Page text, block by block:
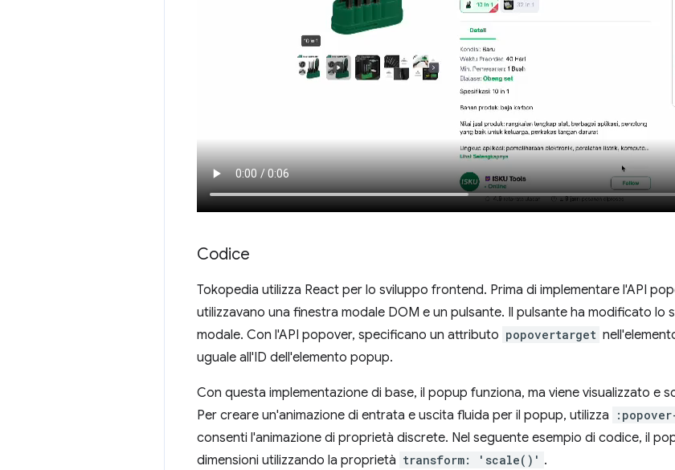
Codice
Tokopedia utilizza React per lo sviluppo frontend. Prima di implementare l'API
utilizzavano una finestra modale DOM e un pulsante. Il pulsante ha modificato lo
modale. Con l'API popover, specificano un attributo popovertarget
uguale all'ID dell'elemento popup.
Con questa implementazione di base, il popup funziona, ma viene visualizzato e
Per creare un'animazione di entrata e uscita fluida per il popup, utilizza
consenti l'animazione di proprietà discrete. Nel seguente esempio di codice, il
dimensioni utilizzando la proprietà transform: 'scale()' .